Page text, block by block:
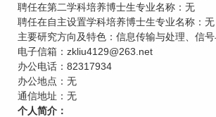
聘任在第二学科培养博士生专业名称：无
聘任在自主设置学科培养博士生专业名称：无
主要研究方向及特色：信息传输与处理、信
电子信箱：zkliu4129@263.net
办公电话：82317934
办公地点：无
通信地址：无
个人简介：